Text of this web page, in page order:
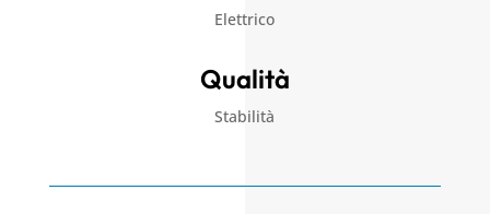
Elettrico
Qualità
Stabilità